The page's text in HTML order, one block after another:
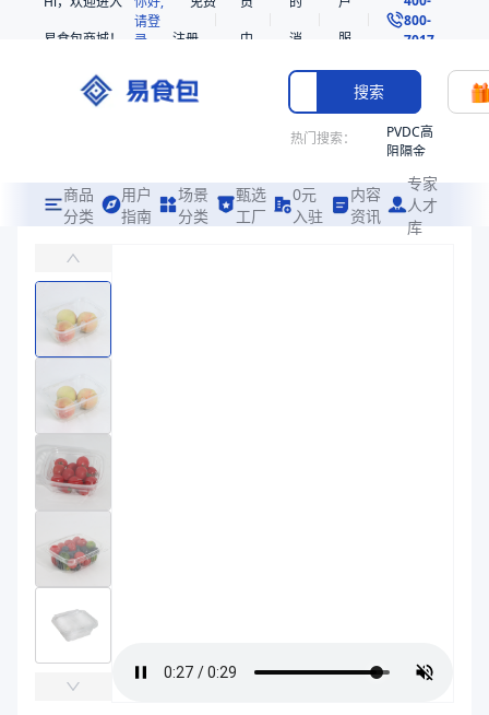
易食包商城！
请登
录
注册
中
消
息
服
务
800-
7017
搜索
热门搜索：
PVDC高
阻隔金
共挤热
收缩袋
商品
分类
用户
指南
场景
分类
甄选
工厂
0元
入驻
内容
资讯
专家
人才
库
主要用于水果、糕点、沙拉果等食物的包装
产品卖点：高透明、材质安全、拉链设计
应用场景：主要用于水果、糕点、沙拉果等食物的包装
￥0.3 ~ ￥0.32
商品参数
商品分类
主要材质
宽度（mm）
高度（mm）
克重（g）
主要材质
PET、30%RPET
长度（mm）